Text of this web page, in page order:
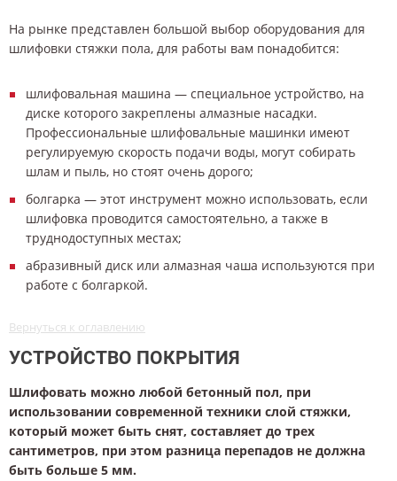
На рынке представлен большой выбор оборудования для
шлифовки стяжки пола, для работы вам понадобится:
шлифовальная машина — специальное устройство, на
диске которого закреплены алмазные насадки.
Профессиональные шлифовальные машинки имеют
регулируемую скорость подачи воды, могут собирать
шлам и пыль, но стоят очень дорого;
болгарка — этот инструмент можно использовать, если
шлифовка проводится самостоятельно, а также в
труднодоступных местах;
абразивный диск или алмазная чаша используются при
работе с болгаркой.
Вернуться к оглавлению
УСТРОЙСТВО ПОКРЫТИЯ
Шлифовать можно любой бетонный пол, при
использовании современной техники слой стяжки,
который может быть снят, составляет до трех
сантиметров, при этом разница перепадов не должна
быть больше 5 мм.